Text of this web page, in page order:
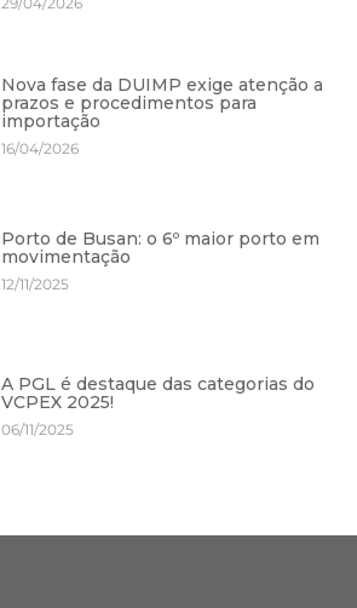
Nova fase da DUIMP exige atenção a
prazos e procedimentos para
importação
16/04/2026
Porto de Busan: o 6º maior porto em
movimentação
12/11/2025
A PGL é destaque das categorias do
VCPEX 2025!
06/11/2025